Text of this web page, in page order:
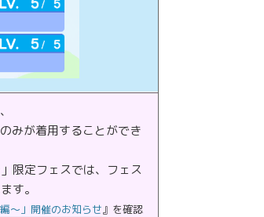
みが着用することができ
限定フェスでは、フェス
す。
～」開催のお知らせ 』を確認